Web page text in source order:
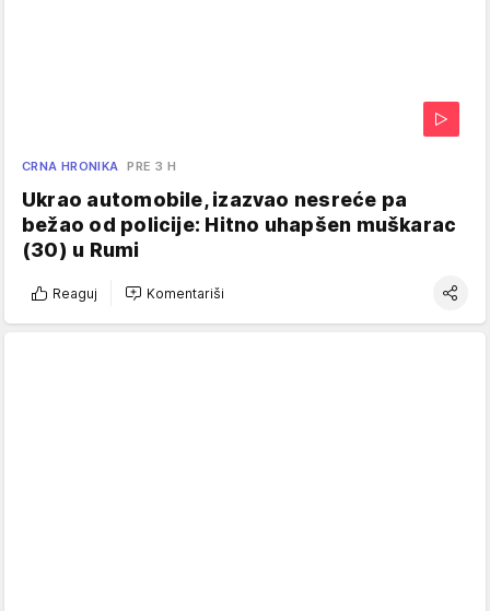
CRNA HRONIKA PRE 3 H
Ukrao automobile, izazvao nesreće pa
bežao od policije: Hitno uhapšen muškarac
(30) u Rumi
Reaguj Komentariši